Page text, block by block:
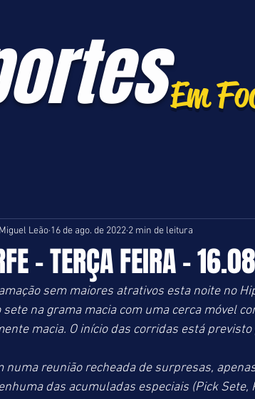
Em
- TERÇA FEIRA -
Miguel Leão 16 de ago. de 2022 2 min de leitura
sem maiores atrativos esta noite no
sete na grama macia com uma cerca móvel
macia. O início das corridas está
numa reunião recheada de surpresas,
das acumuladas especiais (Pick